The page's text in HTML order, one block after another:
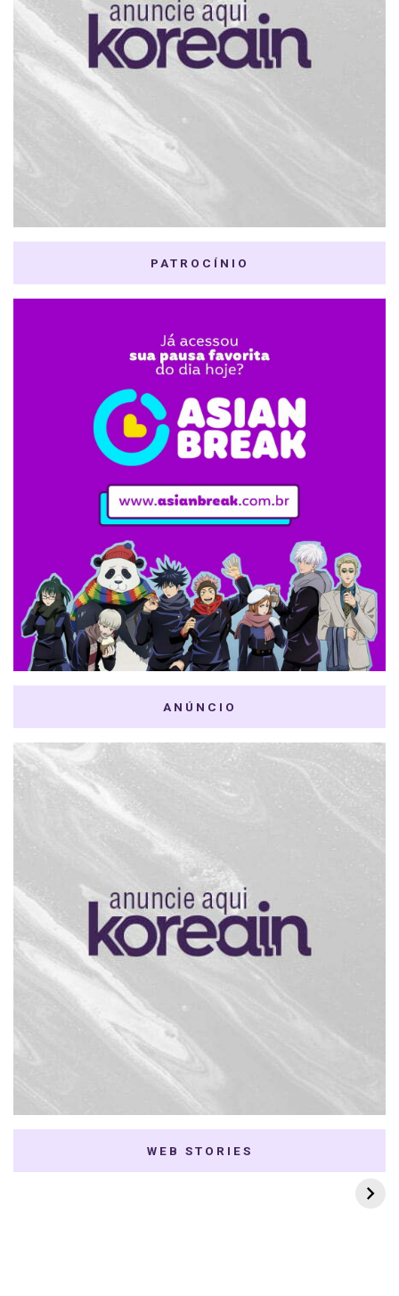
PATROCÍNIO
ANÚNCIO
WEB STORIES
7 K-dramas Enemies
to Lovers
Thai Dramas com
First e Khaotung